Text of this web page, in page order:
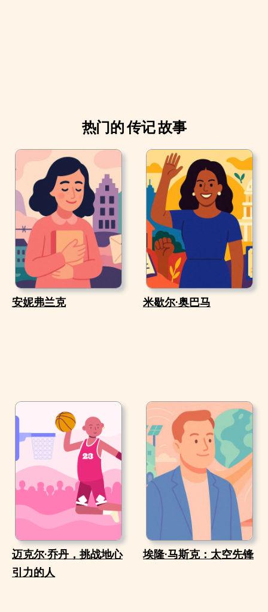
热门的 传记 故事
安妮弗兰克 米歇尔·奥巴马
迈克尔·乔丹，挑战地心
引力的人
埃隆·马斯克：太空先锋